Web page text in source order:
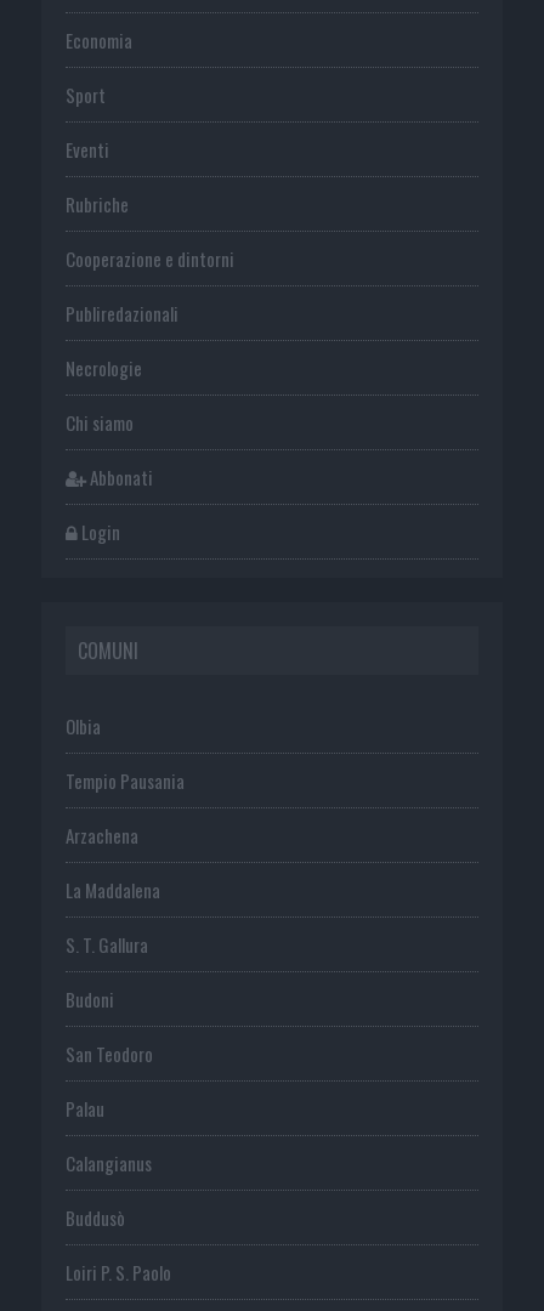
Economia
Sport
Eventi
Rubriche
Cooperazione e dintorni
Publiredazionali
Necrologie
Chi siamo
Abbonati
Login
COMUNI
Olbia
Tempio Pausania
Arzachena
La Maddalena
S. T. Gallura
Budoni
San Teodoro
Palau
Calangianus
Buddusò
Loiri P. S. Paolo